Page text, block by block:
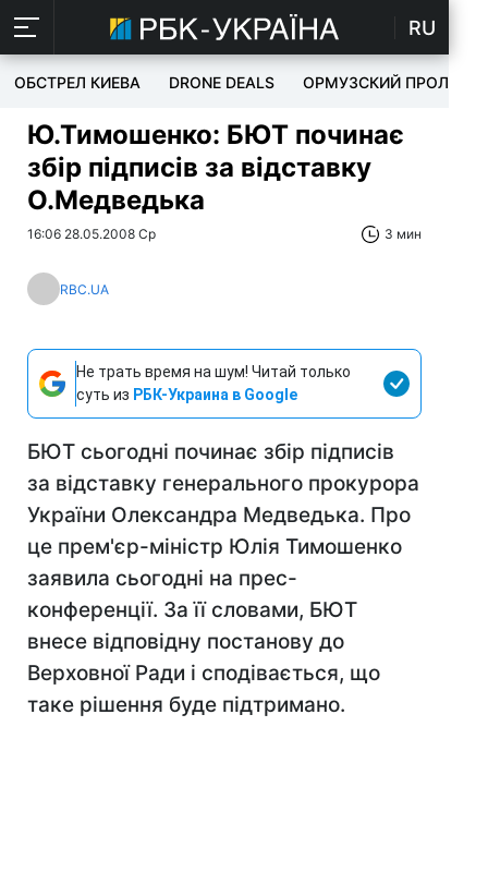
RU
ОБСТРЕЛ КИЕВА DRONE DEALS ОРМУЗСКИЙ ПРОЛИВ
Ю.Тимошенко: БЮТ починає
збір підписів за відставку
О.Медведька
16:06 28.05.2008 Ср 3 мин
RBC.UA
Не трать время на шум! Читай только
суть из РБК-Украина в Google
БЮТ сьогодні починає збір підписів
за відставку генерального прокурора
України Олександра Медведька. Про
це прем'єр-міністр Юлія Тимошенко
заявила сьогодні на прес-
конференції. За її словами, БЮТ
внесе відповідну постанову до
Верховної Ради і сподівається, що
таке рішення буде підтримано.